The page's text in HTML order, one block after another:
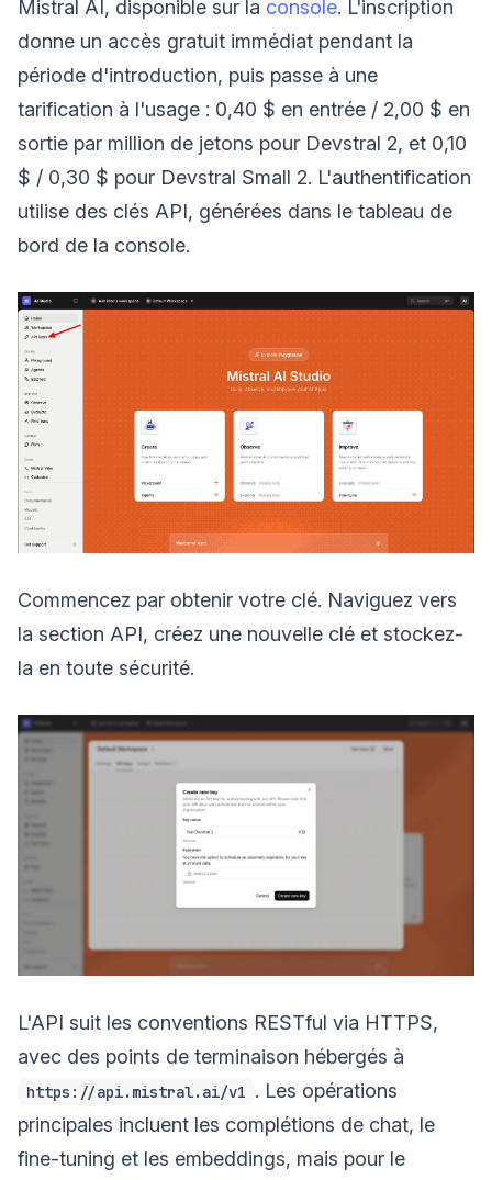
Mistral AI, disponible sur la console. L'inscription
donne un accès gratuit immédiat pendant la
période d'introduction, puis passe à une
tarification à l'usage : 0,40 $ en entrée / 2,00 $ en
sortie par million de jetons pour Devstral 2, et 0,10
$ / 0,30 $ pour Devstral Small 2. L'authentification
utilise des clés API, générées dans le tableau de
bord de la console.
Commencez par obtenir votre clé. Naviguez vers
la section API, créez une nouvelle clé et stockez-
la en toute sécurité.
L'API suit les conventions RESTful via HTTPS,
avec des points de terminaison hébergés à
https://api.mistral.ai/v1 . Les opérations
principales incluent les complétions de chat, le
fine-tuning et les embeddings, mais pour le